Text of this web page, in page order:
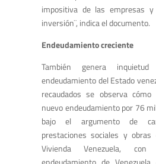
impositiva de las empresas
inversión¨, indica el documento.
Endeudamiento creciente
También genera
endeudamiento del Estado
recaudados se observa
nuevo endeudamiento por 76
bajo el argumento de
prestaciones sociales y
Vivienda Venezuela,